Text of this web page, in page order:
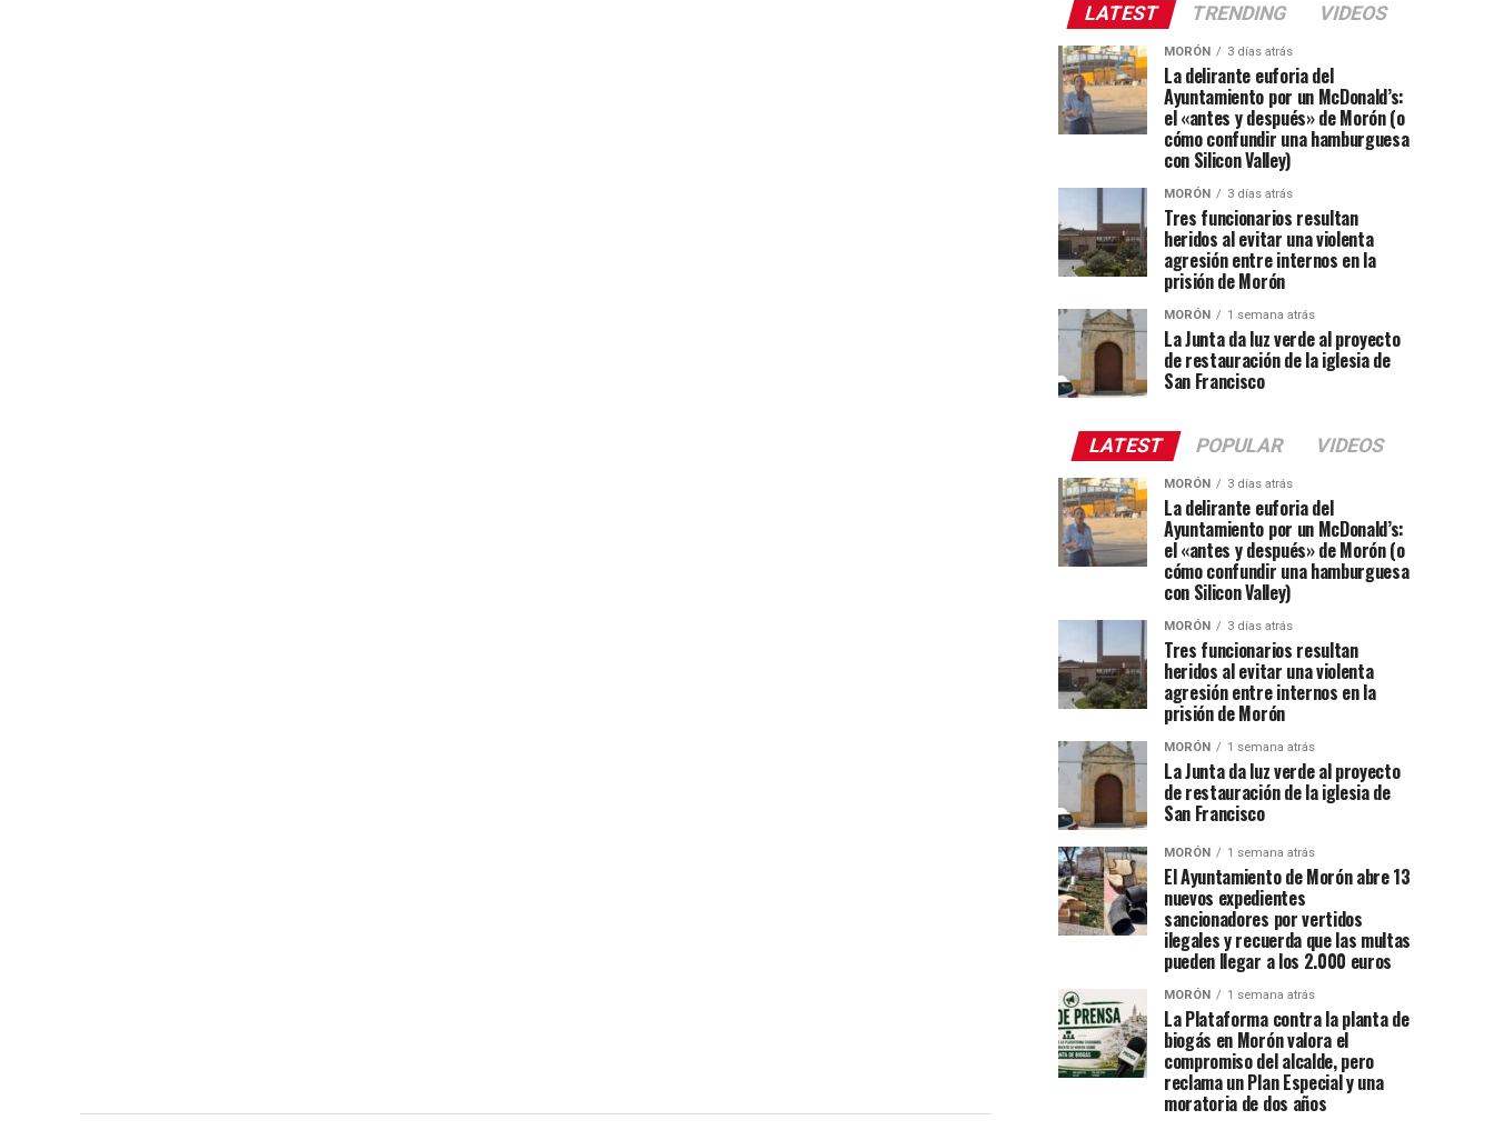
LATEST TRENDING VIDEOS
MORÓN 3 días atrás
La delirante euforia del
Ayuntamiento por un McDonald’s:
el «antes y después» de Morón (o
cómo confundir una hamburguesa
con Silicon Valley)
MORÓN 3 días atrás
Tres funcionarios resultan
heridos al evitar una violenta
agresión entre internos en la
prisión de Morón
MORÓN 1 semana atrás
La Junta da luz verde al proyecto
de restauración de la iglesia de
San Francisco
LATEST POPULAR VIDEOS
MORÓN 3 días atrás
La delirante euforia del
Ayuntamiento por un McDonald’s:
el «antes y después» de Morón (o
cómo confundir una hamburguesa
con Silicon Valley)
MORÓN 3 días atrás
Tres funcionarios resultan
heridos al evitar una violenta
agresión entre internos en la
prisión de Morón
MORÓN 1 semana atrás
La Junta da luz verde al proyecto
de restauración de la iglesia de
San Francisco
MORÓN 1 semana atrás
El Ayuntamiento de Morón abre 13
nuevos expedientes
sancionadores por vertidos
ilegales y recuerda que las multas
pueden llegar a los 2.000 euros
MORÓN 1 semana atrás
La Plataforma contra la planta de
biogás en Morón valora el
compromiso del alcalde, pero
reclama un Plan Especial y una
moratoria de dos años